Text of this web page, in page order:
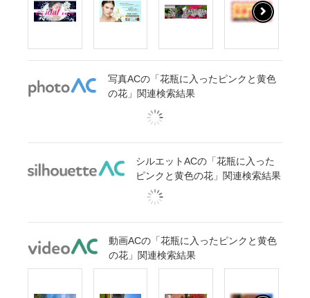
写真ACの「花瓶に入ったピンクと黄色
の花」関連検索結果
シルエットACの「花瓶に入った
ピンクと黄色の花」関連検索結果
動画ACの「花瓶に入ったピンクと黄色
の花」関連検索結果